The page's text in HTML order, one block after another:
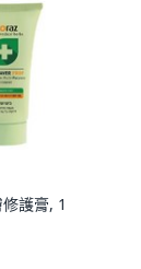
護膏, 1